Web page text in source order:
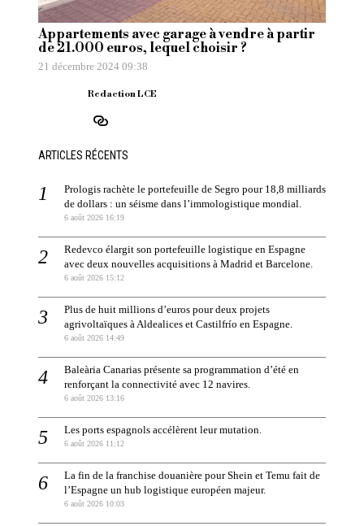
Appartements avec garage à vendre à partir
de 21.000 euros, lequel choisir ?
21 décembre 2024 09:38
Redaction LCE
ARTICLES RÉCENTS
Prologis rachète le portefeuille de Segro pour 18,8 milliards
de dollars : un séisme dans l’immologistique mondial.
6 août 2026 16:19
Redevco élargit son portefeuille logistique en Espagne
avec deux nouvelles acquisitions à Madrid et Barcelone.
6 août 2026 15:12
Plus de huit millions d’euros pour deux projets
agrivoltaïques à Aldealices et Castilfrío en Espagne.
6 août 2026 14:49
Baleària Canarias présente sa programmation d’été en
renforçant la connectivité avec 12 navires.
6 août 2026 13:16
Les ports espagnols accélèrent leur mutation.
6 août 2026 11:12
La fin de la franchise douanière pour Shein et Temu fait de
l’Espagne un hub logistique européen majeur.
6 août 2026 10:03